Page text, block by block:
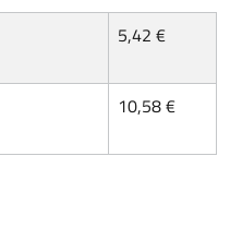
5,42 €
10,58 €